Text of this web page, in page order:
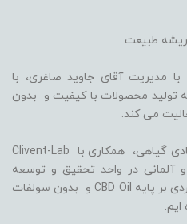
ریشه طبیعت
مدیریت آقای جاوید صاغری، با
تولید محصولات با کیفیت و بدون
می کند.
ما با بهره گیری از سلول های بنیادی گیاهی، همکاری با Clivent-Lab
آلمانی در واحد تحقیق و توسعه
(R&D)، فرمولاسیون منحصر به فردی بر پایه CBD Oil و بدون سولفات